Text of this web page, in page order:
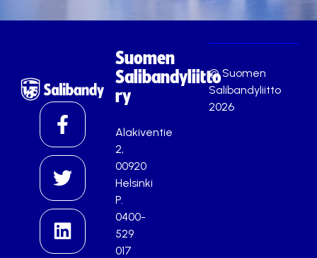
Suomen
Salibandyliitto
ry
Alakiventie
2,
00920
Helsinki
P.
0400-
529
017
© Suomen
Salibandyliitto
2026